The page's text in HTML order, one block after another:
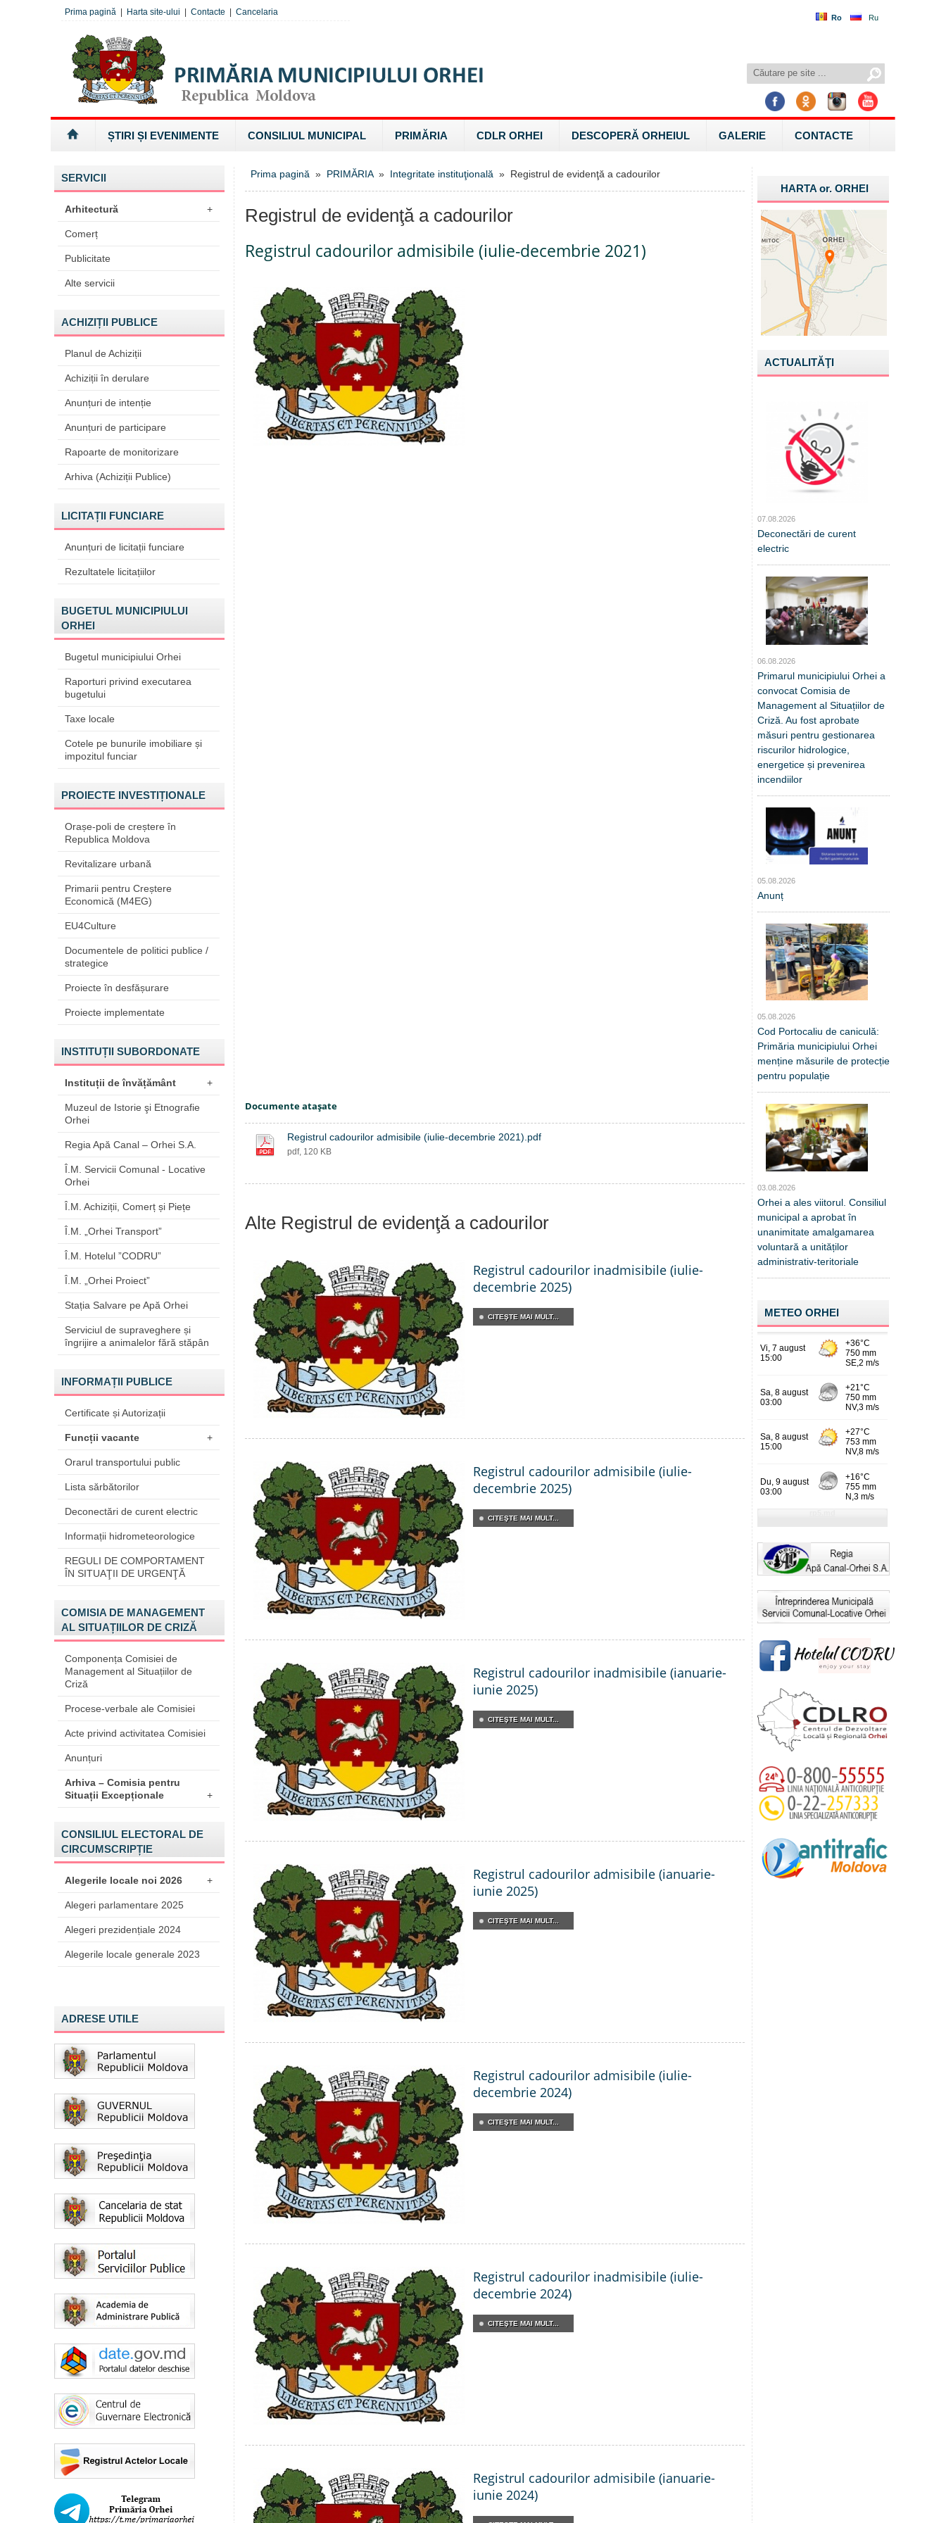
Ro Ru
Prima pagină Harta site-ului Contacte Cancelaria
ȘTIRI ȘI EVENIMENTE CONSILIUL MUNICIPAL PRIMĂRIA CDLR ORHEI DESCOPERĂ ORHEIUL GALERIE CONTACTE
SERVICII
Arhitectură +
Comerț
Publicitate
Alte servicii
ACHIZIȚII PUBLICE
Planul de Achiziții
Achiziții în derulare
Anunțuri de intenție
Anunțuri de participare
Rapoarte de monitorizare
Arhiva (Achiziții Publice)
LICITAȚII FUNCIARE
Anunțuri de licitații funciare
Rezultatele licitațiilor
BUGETUL MUNICIPIULUI
ORHEI
Bugetul municipiului Orhei
Raporturi privind executarea
bugetului
Taxe locale
Cotele pe bunurile imobiliare și
impozitul funciar
PROIECTE INVESTIȚIONALE
Orașe-poli de creștere în
Republica Moldova
Revitalizare urbană
Primarii pentru Creștere
Economică (M4EG)
EU4Culture
Documentele de politici publice /
strategice
Proiecte în desfășurare
Proiecte implementate
INSTITUȚII SUBORDONATE
Instituții de învățământ +
Muzeul de Istorie şi Etnografie
Orhei
Regia Apă Canal – Orhei S.A.
Î.M. Servicii Comunal - Locative
Orhei
Î.M. Achiziții, Comerț și Piețe
Î.M. „Orhei Transport”
Î.M. Hotelul ”CODRU”
Î.M. „Orhei Proiect”
Stația Salvare pe Apă Orhei
Serviciul de supraveghere și
îngrijire a animalelor fără stăpân
INFORMAȚII PUBLICE
Certificate și Autorizații
Funcții vacante +
Orarul transportului public
Lista sărbătorilor
Deconectări de curent electric
Informații hidrometeorologice
REGULI DE COMPORTAMENT
ÎN SITUAŢII DE URGENŢĂ
COMISIA DE MANAGEMENT
AL SITUAȚIILOR DE CRIZĂ
Componența Comisiei de
Management al Situațiilor de
Criză
Procese-verbale ale Comisiei
Acte privind activitatea Comisiei
Anunțuri
Arhiva – Comisia pentru
Situații Excepționale
+
CONSILIUL ELECTORAL DE
CIRCUMSCRIPȚIE
Alegerile locale noi 2026 +
Alegeri parlamentare 2025
Alegeri prezidențiale 2024
Alegerile locale generale 2023
ADRESE UTILE
Prima pagină » PRIMĂRIA» Integritate instituţională » Registrul de evidenţă a cadourilor
Registrul de evidenţă a cadourilor
Registrul cadourilor admisibile (iulie-decembrie 2021)
Documente ataşate
Registrul cadourilor admisibile (iulie-decembrie 2021).pdf
pdf, 120 KB
Alte Registrul de evidenţă a cadourilor
Registrul cadourilor inadmisibile (iulie-
decembrie 2025)
CITEŞTE MAI MULT...
Registrul cadourilor admisibile (iulie-
decembrie 2025)
CITEŞTE MAI MULT...
Registrul cadourilor inadmisibile (ianuarie-
iunie 2025)
CITEŞTE MAI MULT...
Registrul cadourilor admisibile (ianuarie-
iunie 2025)
CITEŞTE MAI MULT...
Registrul cadourilor admisibile (iulie-
decembrie 2024)
CITEŞTE MAI MULT...
Registrul cadourilor inadmisibile (iulie-
decembrie 2024)
CITEŞTE MAI MULT...
Registrul cadourilor admisibile (ianuarie-
iunie 2024)
HARTA or.ORHEI
ACTUALITĂŢI
07.08.2026
Deconectări de curent
electric
06.08.2026
Primarul municipiului Orhei a
convocat Comisia de
Management al Situațiilor de
Criză. Au fost aprobate
măsuri pentru gestionarea
riscurilor hidrologice,
energetice și prevenirea
incendiilor
05.08.2026
Anunț
05.08.2026
Cod Portocaliu de caniculă:
Primăria municipiului Orhei
menține măsurile de protecție
pentru populație
03.08.2026
Orhei a ales viitorul. Consiliul
municipal a aprobat în
unanimitate amalgamarea
voluntară a unităților
administrativ-teritoriale
METEO ORHEI